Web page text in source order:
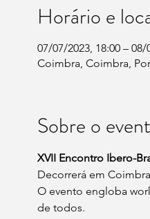
Horário e
07/07/2023, 18:00 – 08/
Coimbra, Coimbra,
Sobre o
XVII Encontro Ibero-
Decorrerá em
O evento engloba
de todos.